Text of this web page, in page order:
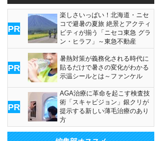
PR
楽しさいっぱい！北海道・ニセ
コで避暑の夏旅 絶景とアクティ
ビティが揃う「ニセコ東急 グラ
ン・ヒラフ」～東急不動産
PR
暑熱対策が義務化される時代に
貼るだけで暑さの変化がわかる
示温シールとは～ファンケル
PR
AGA治療に革命を起こす検査技
術「スキャビジョン」銀クリが
提示する新しい薄毛治療のあり
方